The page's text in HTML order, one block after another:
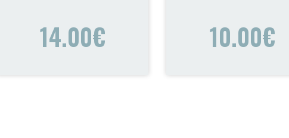
14.00€ 10.00€